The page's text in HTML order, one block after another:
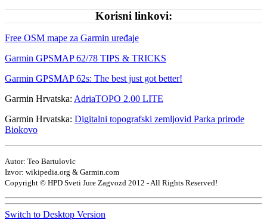
Korisni linkovi:
Free OSM mape za Garmin uređaje
Garmin GPSMAP 62/78 TIPS & TRICKS
Garmin GPSMAP 62s: The best just got better!
Garmin Hrvatska: AdriaTOPO 2.00 LITE
Garmin Hrvatska: Digitalni topografski zemljovid Parka prirode
Biokovo
Autor: Teo Bartulovic
Izvor: wikipedia.org & Garmin.com
Copyright © HPD Sveti Jure Zagvozd 2012 - All Rights Reserved!
Switch to Desktop Version